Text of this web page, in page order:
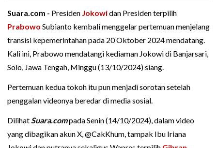
Suara.com - Presiden Jokowidan Presiden terpilih
Prabowo Subianto kembali menggelar pertemuan menjelang
transisi kepemerintahan pada 20 Oktober 2024 mendatang.
Kali ini, Prabowo mendatangi kediaman Jokowi di Banjarsari,
Solo, Jawa Tengah, Minggu (13/10/2024) siang.
Pertemuan kedua tokoh itu pun menjadi sorotan setelah
penggalan videonya beredar di media sosial.
DilihatSuara.compada Senin (14/10/2024), dalam video
yang dibagikan akun X, @CakKhum, tampak Ibu Iriana